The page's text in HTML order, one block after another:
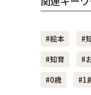
#絵本
#
#知育
#
#0歳
#1